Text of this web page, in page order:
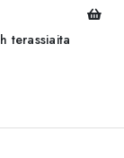
terassiaita